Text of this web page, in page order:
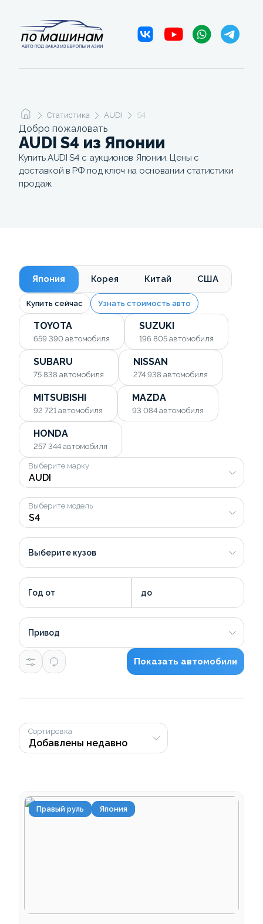
Статистика AUDI S4
Добро пожаловать
AUDI S4 из Японии
Купить AUDI S4 с аукционов Японии. Цены с
доставкой в РФ под ключ на основании статистики
продаж.
Япония Корея Китай США
Купить сейчас Узнать стоимость авто
TOYOTA
659 390 автомобиля
SUZUKI
196 805 автомобиля
SUBARU
75 838 автомобиля
NISSAN
274 938 автомобиля
MITSUBISHI
92 721 автомобиля
MAZDA
93 084 автомобиля
HONDA
257 344 автомобиля
Выберите марку
Выберите модель
Выберите кузов
Год от до
Привод
Показать автомобили
Сортировка
Правый руль Япония